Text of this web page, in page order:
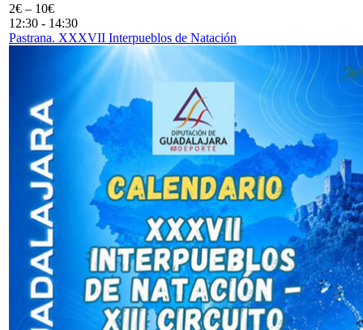
2€ – 10€
12:30 - 14:30
Pastrana. XXXVII Interpueblos de Natación